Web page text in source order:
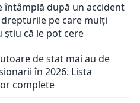
întâmplă după un accident
pe care mulți
știu că le pot cere
de stat mai au de
în 2026. Lista
complete